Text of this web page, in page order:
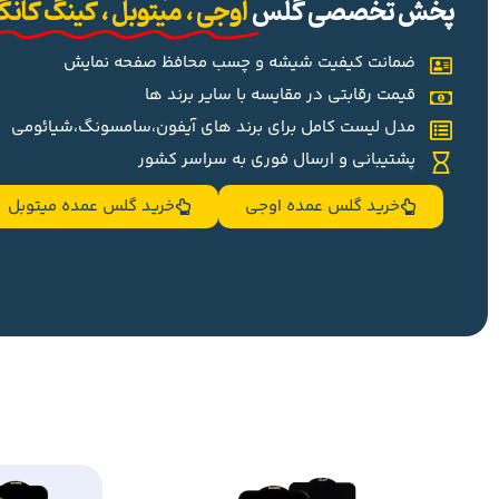
پخش تخصصی گلساوجی ، میتوبل ، کینگ
ضمانت کیفیت شیشه و چسب محافظ صفحه نمایش
قیمت رقابتی در مقایسه با سایر برند ها
مدل لیست کامل برای برند های آیفون،سامسونگ،شیائومی
پشتیبانی و ارسال فوری به سراسر کشور
خرید گلس عمده اوجی
خرید گلس عمده میتوبل